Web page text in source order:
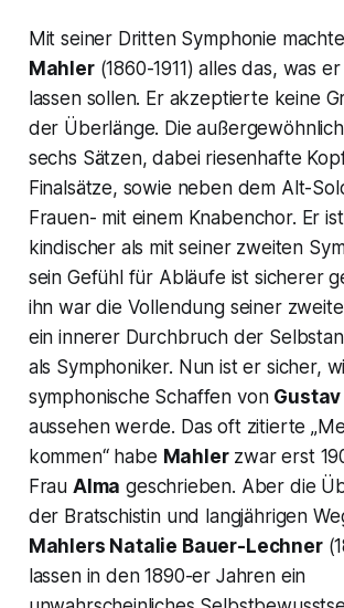
Mit seiner Dritten Symphonie machte
Mahler(1860-1911) alles das, was
lassen sollen. Er akzeptierte keine
der Überlänge. Die
sechs Sätzen, dabei riesenhafte
Finalsätze, sowie neben dem Alt-
Frauen- mit einem Knabenchor. Er
kindischer als mit seiner zweiten
sein Gefühl für Abläufe ist sicherer
ihn war die Vollendung seiner
ein innerer Durchbruch der
als Symphoniker. Nun ist er sicher,
symphonische Schaffen von
aussehen werde. Das oft zitierte „
kommen“ habe Mahlerzwar erst
Frau Alma geschrieben. Aber die
der Bratschistin und langjährigen
Mahlers Natalie Bauer-Lechner
lassen in den 1890-er Jahren ein